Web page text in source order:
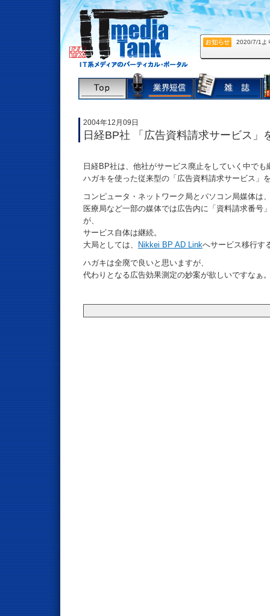
2020/7/1よ
2004年12月09日
日経BP社 「広告資料請求サービス」
日経BP社は、他社がサービス廃止をしていく中でも
ハガキを使った従来型の「広告資料請求サービス」
コンピュータ・ネットワーク局とパソコン局媒体は
医療局など一部の媒体では広告内に「資料請求番号
が、
サービス自体は継続。
大局としては、
Nikkei BP AD Linkへサービス移行す
ハガキは全廃で良いと思いますが、
代わりとなる広告効果測定の妙案が欲しいですなぁ